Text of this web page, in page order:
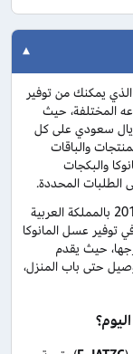
يقدم كوبونزل أحدث كود خصم بيت المانوكا 2026 الذي يمكنك من توفير
المختلفة، حيث
التخفيض باستخدام الكوبون إلى 1000 ريال سعودي على كل
والباقات
المانوكا والبكجات
الطلبات المحددة.
ويعد متجر بيت المانوكا الذي تم تأسيسه في عام 2018 بالمملكة العربية
توفير عسل المانوكا
حيث يقدم
حتى باب المنزل،